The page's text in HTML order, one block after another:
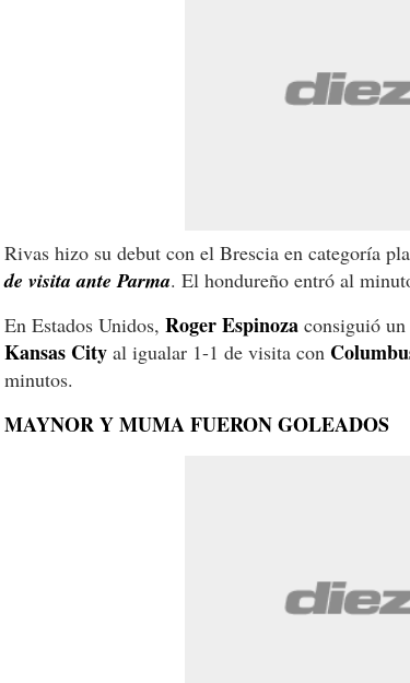
Rivas hizo su debut con el Brescia en categoría
de visita ante Parma. El hondureño entró al
En Estados Unidos, Roger Espinoza consiguió
Kansas City al igualar 1-1 de visita con
minutos.
MAYNOR Y MUMA FUERON GOLEADOS